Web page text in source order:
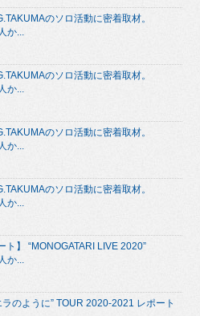
のソロ活動に密着取材。
か...
のソロ活動に密着取材。
か...
のソロ活動に密着取材。
か...
のソロ活動に密着取材。
か...
ト】 “MONOGATARI LIVE 2020”
か...
ラのように” TOUR 2020-2021 レポート